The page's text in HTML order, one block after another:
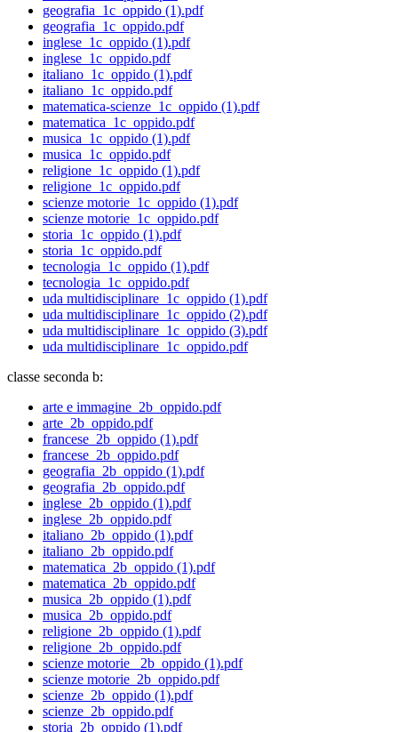
geografia_1c_oppido (1).pdf
geografia_1c_oppido.pdf
inglese_1c_oppido (1).pdf
inglese_1c_oppido.pdf
italiano_1c_oppido (1).pdf
italiano_1c_oppido.pdf
matematica-scienze_1c_oppido (1).pdf
matematica_1c_oppido.pdf
musica_1c_oppido (1).pdf
musica_1c_oppido.pdf
religione_1c_oppido (1).pdf
religione_1c_oppido.pdf
scienze motorie_1c_oppido (1).pdf
scienze motorie_1c_oppido.pdf
storia_1c_oppido (1).pdf
storia_1c_oppido.pdf
tecnologia_1c_oppido (1).pdf
tecnologia_1c_oppido.pdf
uda multidisciplinare_1c_oppido (1).pdf
uda multidisciplinare_1c_oppido (2).pdf
uda multidisciplinare_1c_oppido (3).pdf
uda multidisciplinare_1c_oppido.pdf
classe seconda b:
arte e immagine_2b_oppido.pdf
arte_2b_oppido.pdf
francese_2b_oppido (1).pdf
francese_2b_oppido.pdf
geografia_2b_oppido (1).pdf
geografia_2b_oppido.pdf
inglese_2b_oppido (1).pdf
inglese_2b_oppido.pdf
italiano_2b_oppido (1).pdf
italiano_2b_oppido.pdf
matematica_2b_oppido (1).pdf
matematica_2b_oppido.pdf
musica_2b_oppido (1).pdf
musica_2b_oppido.pdf
religione_2b_oppido (1).pdf
religione_2b_oppido.pdf
scienze motorie_ 2b_oppido (1).pdf
scienze motorie_2b_oppido.pdf
scienze_2b_oppido (1).pdf
scienze_2b_oppido.pdf
storia_2b_oppido (1).pdf